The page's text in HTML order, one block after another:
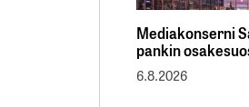
Mediakonserni
pankin
6.8.2026